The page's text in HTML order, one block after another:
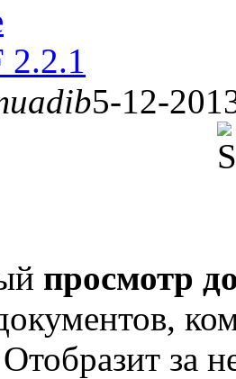
2.2.1
5-12-
просмотр
за